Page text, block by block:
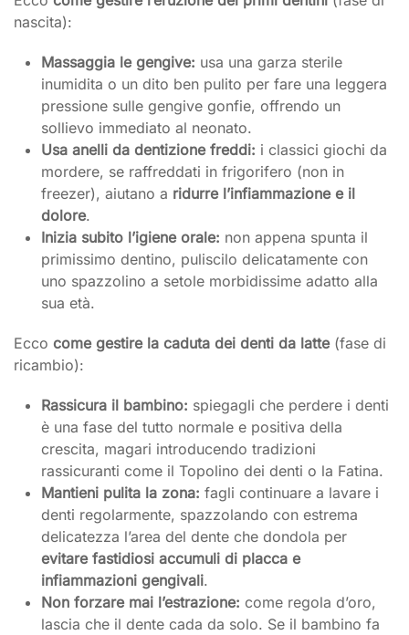
nascita):
Massaggia le gengive: usa una garza sterile
inumidita o un dito ben pulito per fare una leggera
pressione sulle gengive gonfie, offrendo un
sollievo immediato al neonato.
Usa anelli da dentizione freddi: i classici giochi da
mordere, se raffreddati in frigorifero (non in
freezer), aiutano a ridurre l’infiammazione e il
dolore.
Inizia subito l’igiene orale: non appena spunta il
primissimo dentino, puliscilo delicatamente con
uno spazzolino a setole morbidissime adatto alla
sua età.
Ecco come gestire la caduta dei denti da latte(fase di
ricambio):
Rassicura il bambino: spiegagli che perdere i denti
è una fase del tutto normale e positiva della
crescita, magari introducendo tradizioni
rassicuranti come il Topolino dei denti o la Fatina.
Mantieni pulita la zona: fagli continuare a lavare i
denti regolarmente, spazzolando con estrema
delicatezza l’area del dente che dondola per
evitare fastidiosi accumuli di placca e
infiammazioni gengivali.
Non forzare mai l’estrazione: come regola d’oro,
lascia che il dente cada da solo. Se il bambino fa